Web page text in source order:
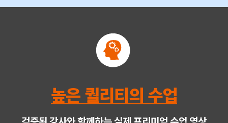
높은 퀄리티의 수업